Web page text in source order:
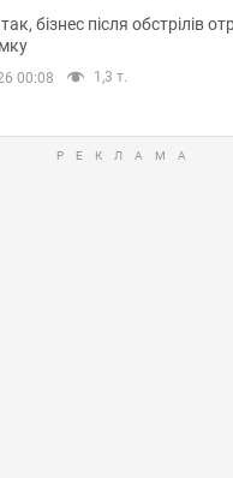
до наявних
бізнес після обстрілів
00:08 1,3 т.